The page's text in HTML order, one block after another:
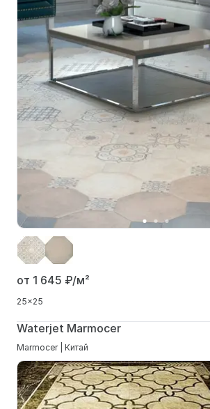
от 1 645 ₽/м²
25x25
Waterjet Marmocer
Marmocer | Китай